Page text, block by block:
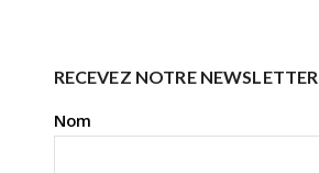
RECEVEZ NOTRE NEWSLETTER
Nom